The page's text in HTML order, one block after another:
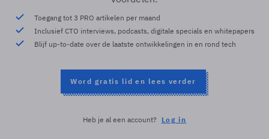
Toegang tot 3 PRO artikelen per maand
Inclusief CTO interviews, podcasts, digitale specials en whitepapers
Blijf up-to-date over de laatste ontwikkelingen in en rond tech
Word gratis lid en lees verder
Heb je al een account? Log in